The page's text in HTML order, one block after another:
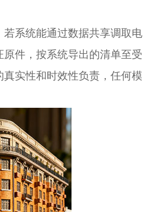
系统能通过数据共享调取电
件，按系统导出的清单至受
实性和时效性负责，任何模